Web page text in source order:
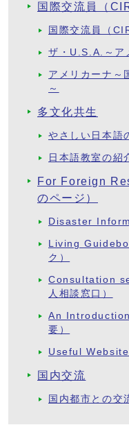
国際交流員（
国際交流員（
ザ・U.S.A.～ア
アメリカーナ～
～
多文化共生
やさしい日本語
日本語教室の紹
For Foreign
のページ）
Disaster
Living
ク）
Consultation
人相談窓口）
An
要）
Useful
国内交流
国内都市との交